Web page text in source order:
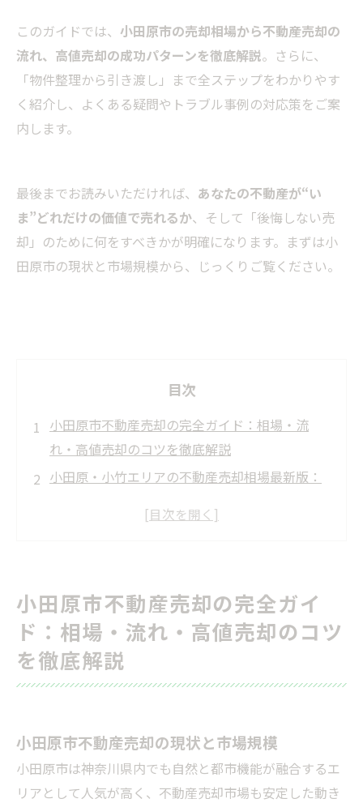
このガイドでは、 小田原市の売却相場から不動産売却の
流れ、高値売却の成功パターンを徹底解説。さらに、
「物件整理から引き渡し」まで全ステップをわかりやす
く紹介し、よくある疑問やトラブル事例の対応策をご案
内します。
最後までお読みいただければ、 あなたの不動産が“い
ま”どれだけの価値で売れるか、そして「後悔しない売
却」のために何をすべきかが明確になります。まずは小
田原市の現状と市場規模から、じっくりご覧ください。
目次
小田原市不動産売却の完全ガイド：相場・流
れ・高値売却のコツを徹底解説
小田原・小竹エリアの不動産売却相場最新版：
不動産売却の全流れを5ステップで解説：小田原
小田原市不動産会社の選び方：実績とサービス
比較のポイント
小田原不動産売却の査定方法完全比較：無料一
括査定の活用術
け節税テクニック
小田原不動産売却成功者の実体験：トラブル回
避とアフターサポート
小田原市不動産売却の完全ガイ
ド：相場・流れ・高値売却のコツ
を徹底解説
小田原市不動産売却の現状と市場規模
小田原市は神奈川県内でも自然と都市機能が融合するエ
リアとして人気が高く、不動産売却市場も安定した動き